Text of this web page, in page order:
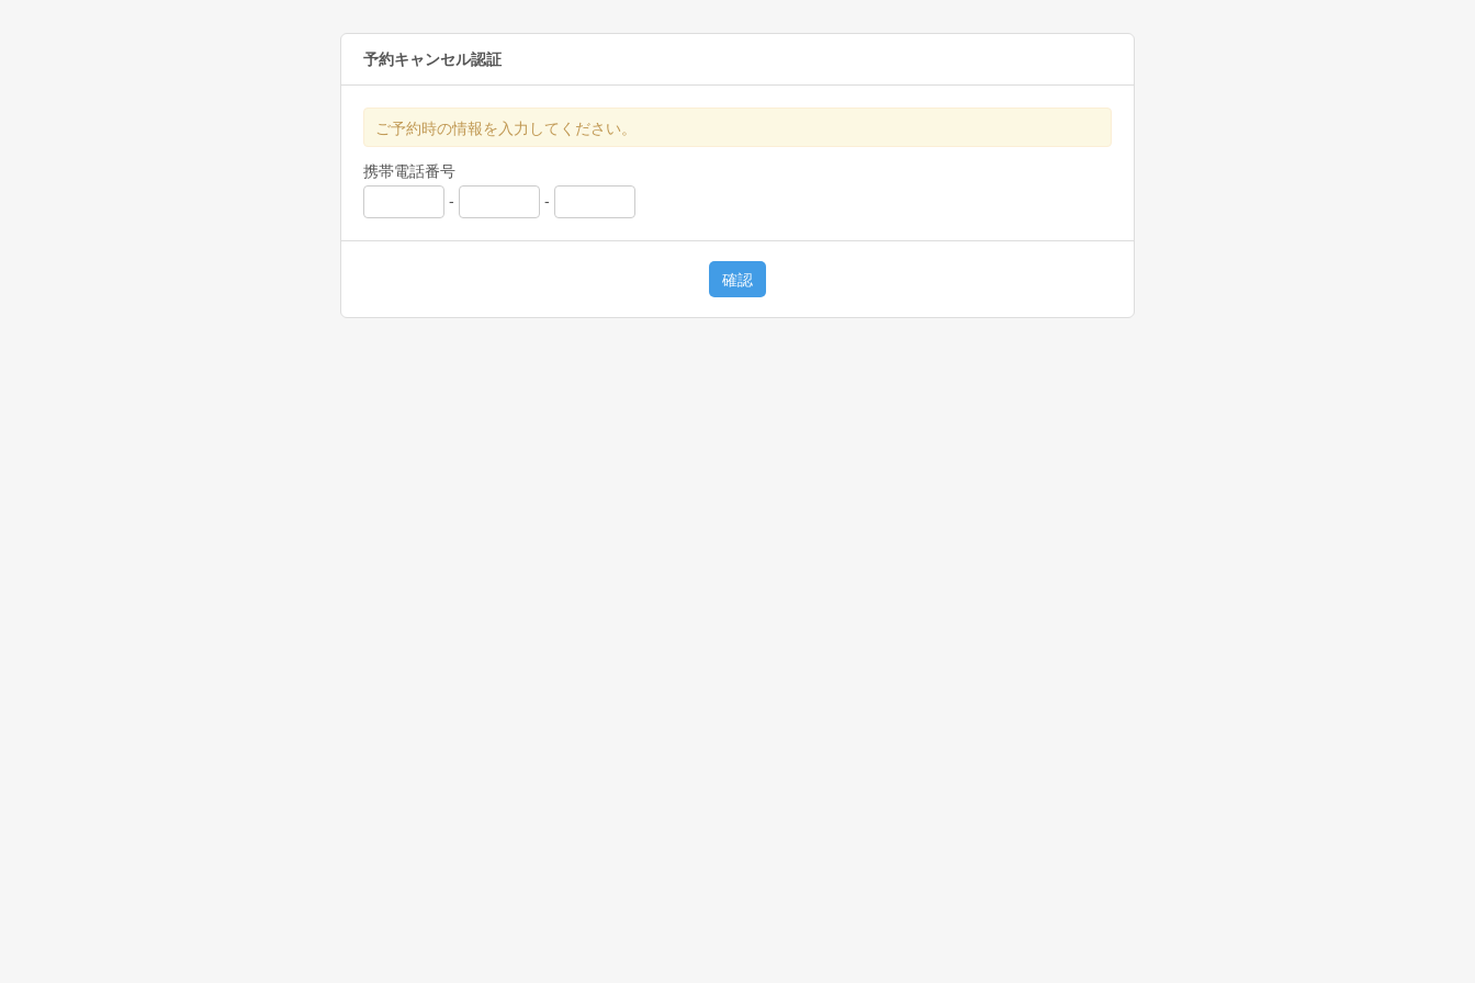
予約キャンセル認証
ご予約時の情報を入力してください。
携帯電話番号
-
-